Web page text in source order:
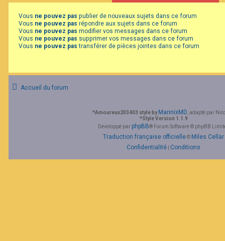
Vous ne pouvez pas publier de nouveaux sujets dans ce forum
Vous ne pouvez pas répondre aux sujets dans ce forum
Vous ne pouvez pas modifier vos messages dans ce forum
Vous ne pouvez pas supprimer vos messages dans ce forum
Vous ne pouvez pas transférer de pièces jointes dans ce forum
Accueil du forum
*Amoureux203403 style by MannixMD , adapté par
*Style Version 1.1.9
Développé par phpBB® Forum Software © phpBB
Traduction française officielle© Miles Cellar
Confidentialité Conditions